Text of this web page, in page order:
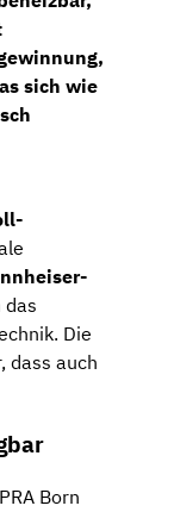
sich wie
das
Die
dass auch
Born